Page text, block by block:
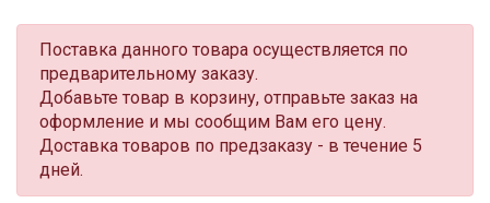
Поставка данного товара осуществляется по
предварительному заказу.
Добавьте товар в корзину, отправьте заказ на
оформление и мы сообщим Вам его цену.
Доставка товаров по предзаказу - в течение 5
дней.